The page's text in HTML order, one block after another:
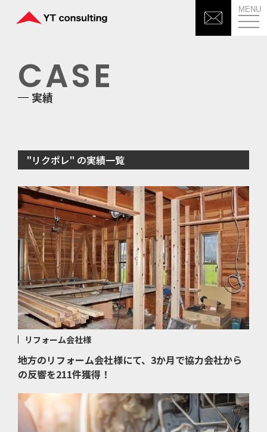
MENU
CASE
実績
"リクポレ" の実績一覧
リフォーム会社様
地方のリフォーム会社様にて、3か月で協力会社から
の反響を211件獲得！